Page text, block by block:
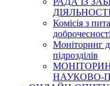
Комісія з
доброчесності
Моніторинг
підрозділів
НАУКОВО-